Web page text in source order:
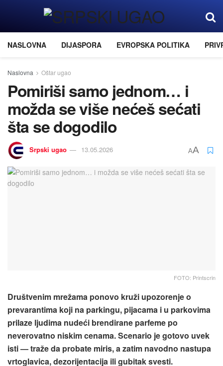
NASLOVNA DIJASPORA EVROPSKA POLITIKA
Naslovna Oštar ugao
Pomiriši samo jednom… i
možda se više nećeš sećati
šta se dogodilo
Srpski ugao 13.05.2026 AA
FOTO: Printscrin
Društvenim mrežama ponovo kruži upozorenje o
prevarantima koji na parkingu, pijacama i u parkovima
prilaze ljudima nudeći brendirane parfeme po
neverovatno niskim cenama. Scenario je gotovo uvek
isti — traže da probate miris, a zatim navodno nastupa
vrtoglavica, dezorijentacija ili gubitak svesti.